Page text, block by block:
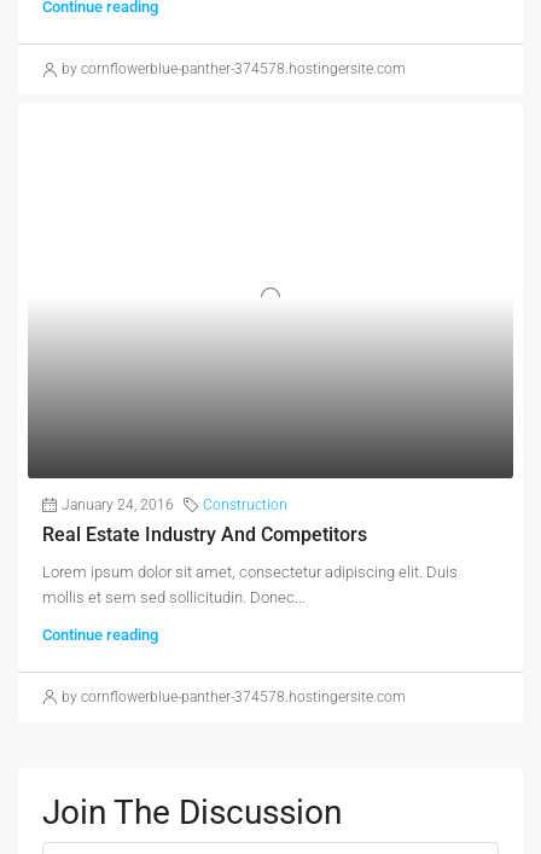
Continue reading
by cornflowerblue-panther-374578.hostingersite.com
January 24, 2016 Construction
Real Estate Industry And Competitors
Lorem ipsum dolor sit amet, consectetur adipiscing elit. Duis
mollis et sem sed sollicitudin. Donec...
Continue reading
by cornflowerblue-panther-374578.hostingersite.com
Join The Discussion